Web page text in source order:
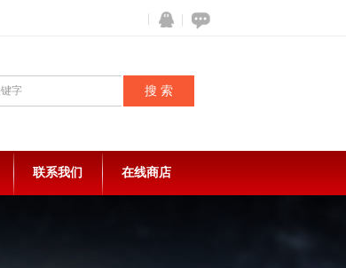
联系我们 在线商店